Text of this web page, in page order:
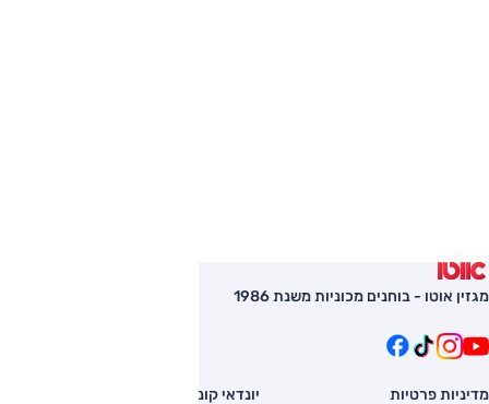
מגזין אוטו - בוחנים מכוניות משנת 1986
מדיניות פרטיות
יונדאי קונה